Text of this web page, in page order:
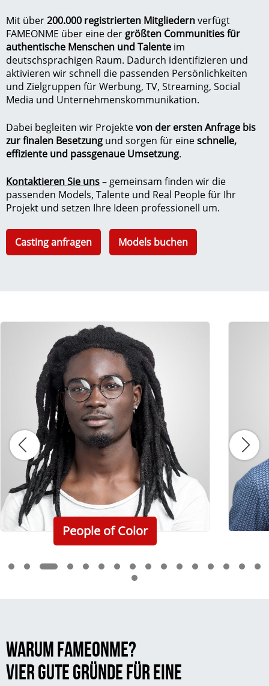
Mit über200.000 registrierten Mitgliedernverfügt
FAMEONME über eine der größten Communities für
authentische Menschen und Talente im
deutschsprachigen Raum. Dadurch identifizieren und
aktivieren wir schnell die passenden Persönlichkeiten
und Zielgruppen für Werbung, TV, Streaming, Social
Media und Unternehmenskommunikation.
Dabei begleiten wir Projektevon der ersten Anfrage bis
zur finalen Besetzung und sorgen für eineschnelle,
effiziente und passgenaue Umsetzung.
Kontaktieren Sie uns– gemeinsam finden wir die
passenden Models, Talente und Real People für Ihr
Projekt und setzen Ihre Ideen professionell um.
Casting anfragen Models buchen
People of Color
WARUM FAMEONME?
VIER GUTE GRÜNDE FÜR EINE